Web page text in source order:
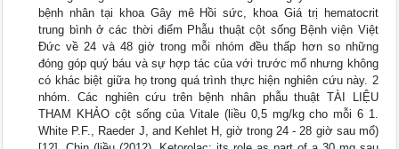
bệnh nhân tại khoa Gây mê Hồi sức, khoa Giá trị hematocrit
trung bình ở các thời điểm Phẫu thuật cột sống Bệnh viện Việt
Đức về 24 và 48 giờ trong mỗi nhóm đều thấp hơn so những
đóng góp quý báu và sự hợp tác của với trước mổ nhưng không
có khác biệt giữa họ trong quá trình thực hiện nghiên cứu này. 2
nhóm. Các nghiên cứu trên bệnh nhân phẫu thuật TÀI LIỆU
THAM KHẢO cột sống của Vitale (liều 0,5 mg/kg cho mỗi 6 1.
White P.F., Raeder J, and Kehlet H, giờ trong 24 - 28 giờ sau mổ)